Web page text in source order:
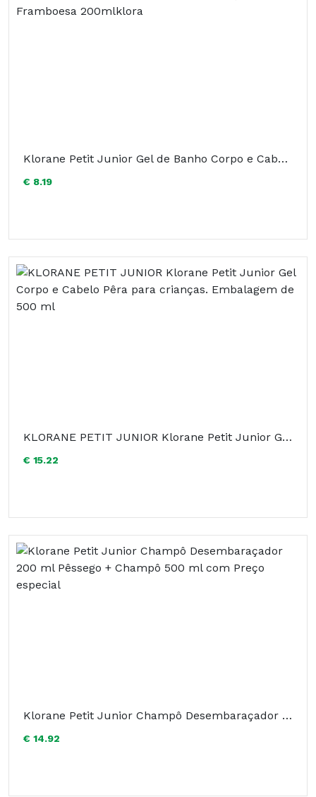
Klorane Petit Junior Gel de Banho Corpo e Cabelo Framboesa 200mlklora
€ 8.19
KLORANE PETIT JUNIOR Klorane Petit Junior Gel Corpo e Cabelo Pêra para crianças. Embalagem de 500 ml
€ 15.22
Klorane Petit Junior Champô Desembaraçador 200 ml Pêssego + Champô 500 ml com Preço especial
€ 14.92